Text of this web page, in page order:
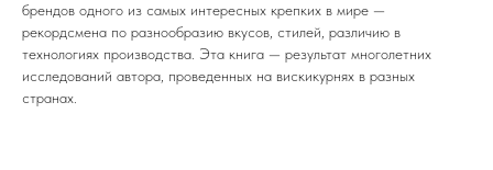
брендов одного из самых интересных крепких в мире —
рекордсмена по разнообразию вкусов, стилей, различию в
технологиях производства. Эта книга — результат многолетних
исследований автора, проведенных на вискикурнях в разных
странах.